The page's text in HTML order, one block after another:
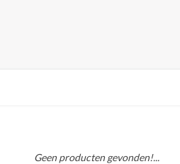
Geen producten gevonden!...